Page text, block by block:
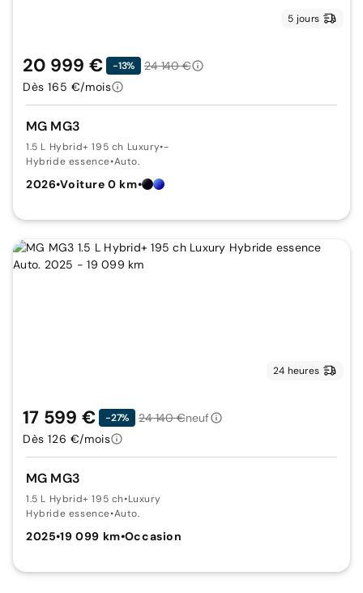
5 jours
MG MG3
1.5 L Hybrid+ 195 ch Luxury•-
Hybride essence•Auto.
2026•Voiture 0 km•
20 999 € -13%
24 140 €
Dès 165 €/mois
24 heures
MG MG3
1.5 L Hybrid+ 195 ch•Luxury
Hybride essence•Auto.
2025•19 099 km•Occasion
17 599 € -27% 24 140 €neuf
Dès 126 €/mois